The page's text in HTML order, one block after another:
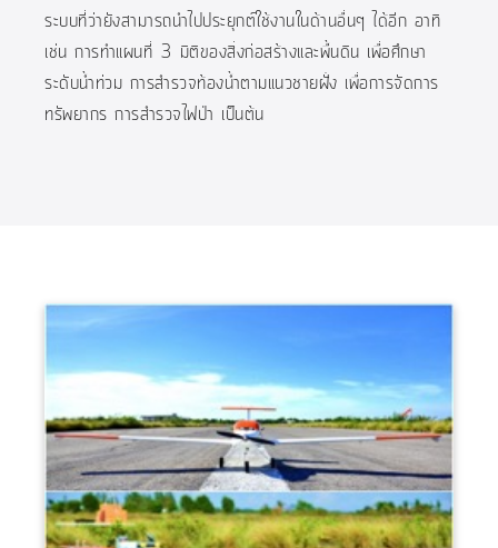
ระบบที่ว่ายังสามารถนำไปประยุกต์ใช้งานในด้านอื่นๆ ได้อีก อาทิ
เช่น การทำแผนที่ 3 มิติของสิ่งก่อสร้างและพื้นดิน เพื่อศึกษา
ระดับน้ำท่วม การสำรวจท้องน้ำตามแนวชายฝั่ง เพื่อการจัดการ
ทรัพยากร การสำรวจไฟป่า เป็นต้น